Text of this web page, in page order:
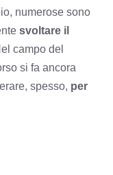
numerose sono
svoltare il
campo del
si fa ancora
spesso, per